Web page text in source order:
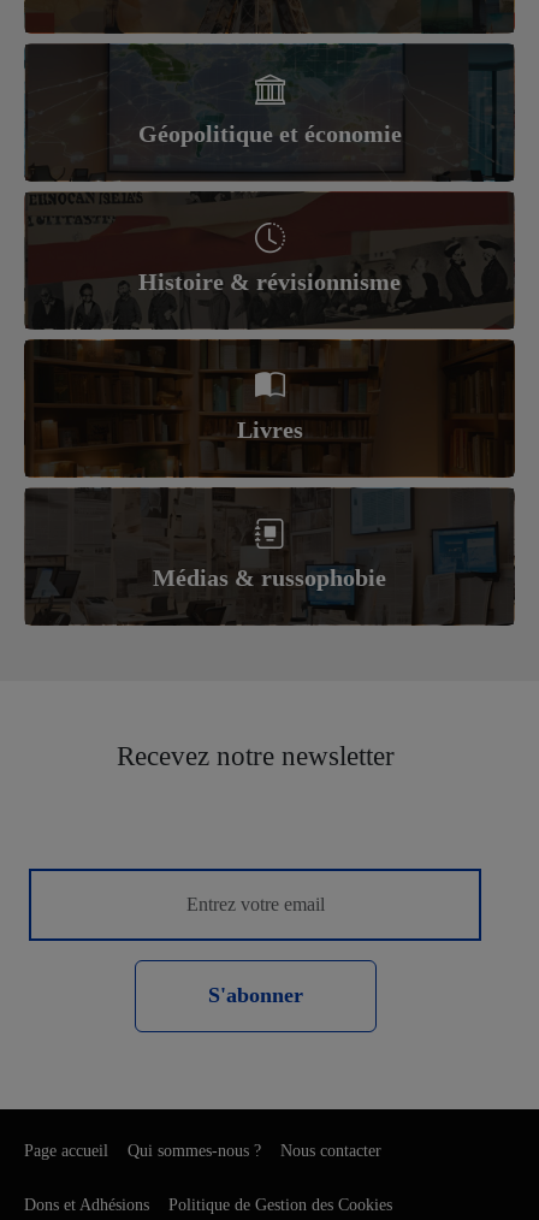
Géopolitique et économie
Histoire & révisionnisme
Livres
Médias & russophobie
Recevez notre newsletter
S'abonner
Page accueil Qui sommes-nous ? Nous contacter
Dons et Adhésions Politique de Gestion des Cookies